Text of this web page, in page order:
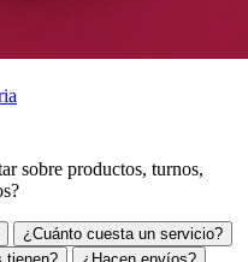
sobre productos, turnos,
¿Cuánto cuesta un servicio?